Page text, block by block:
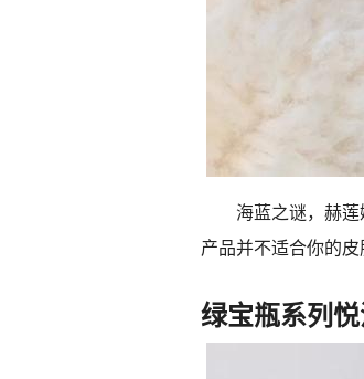
海蓝之谜，赫
产品并不适合你的
绿宝瓶系列